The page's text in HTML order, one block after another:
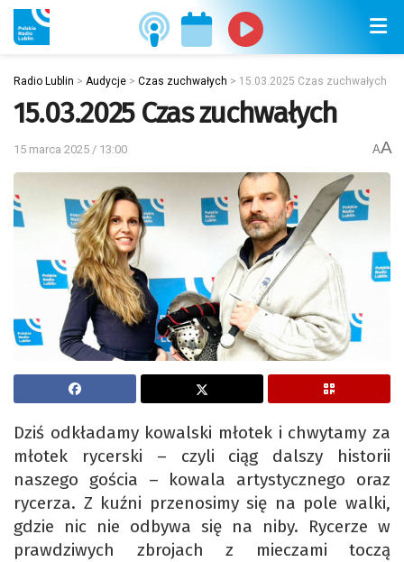
Radio Lublin > Audycje > Czas zuchwałych > 15.03.2025 Czas zuchwałych
15.03.2025 Czas zuchwałych
15 marca 2025 / 13:00 AA
Dziś odkładamy kowalski młotek i chwytamy za
młotek rycerski – czyli ciąg dalszy historii
naszego gościa – kowala artystycznego oraz
rycerza. Z kuźni przenosimy się na pole walki,
gdzie nic nie odbywa się na niby. Rycerze w
prawdziwych zbrojach z mieczami toczą